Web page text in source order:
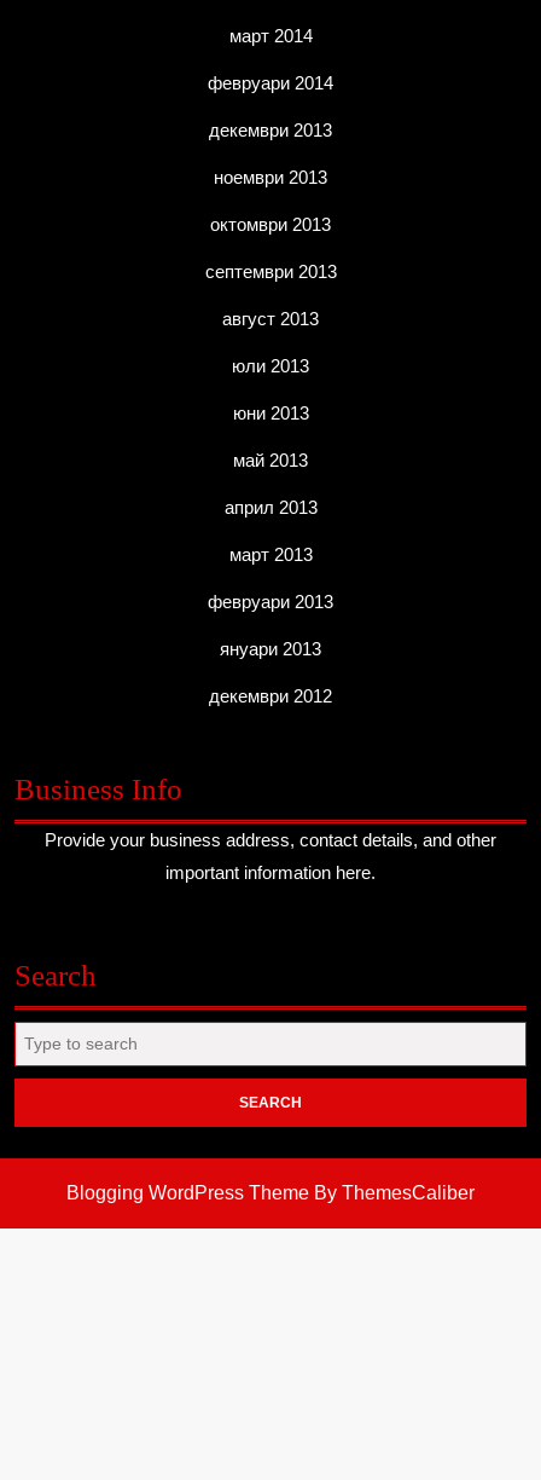
март 2014
февруари 2014
декември 2013
ноември 2013
октомври 2013
септември 2013
август 2013
юли 2013
юни 2013
май 2013
април 2013
март 2013
февруари 2013
януари 2013
декември 2012
Business Info
Provide your business address, contact details, and other
important information here.
Search
for:
Blogging WordPress Theme By ThemesCaliber